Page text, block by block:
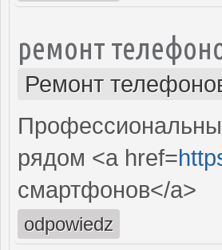
ремонт
Ремонт
рядом <a href=
смартфонов</a>
odpowiedz